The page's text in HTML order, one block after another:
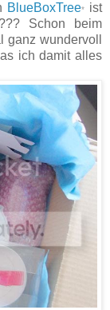
BlueBoxTree*ist
Schon beim
wundervoll
ich damit alles